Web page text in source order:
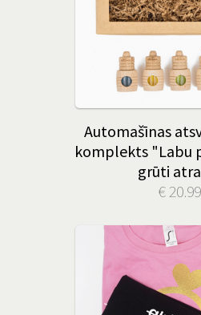
Automašīnas
komplekts "Labu
grūti
€ 20.99